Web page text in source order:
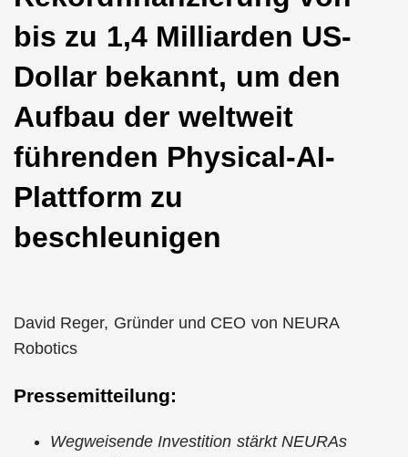
bis zu 1,4 Milliarden US-
Dollar bekannt, um den
Aufbau der weltweit
führenden Physical-AI-
Plattform zu
beschleunigen
David Reger, Gründer und CEO von NEURA
Robotics
Pressemitteilung:
Wegweisende Investition stärkt NEURAs